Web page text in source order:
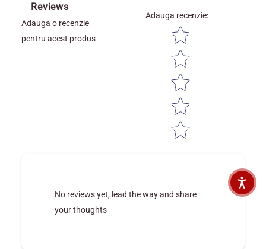
Reviews
Adauga o recenzie
pentru acest produs
Adauga recenzie:
Star rating
No reviews yet, lead the way and share
your thoughts